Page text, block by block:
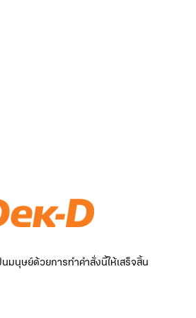
มนุษย์ด้วยการทำคำสั่งนี้ให้เสร็จสิ้น